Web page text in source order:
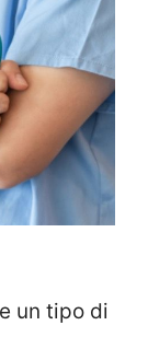
un tipo di